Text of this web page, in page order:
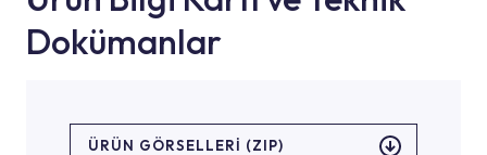
Dokümanlar
ÜRÜN GÖRSELLERI (ZIP)